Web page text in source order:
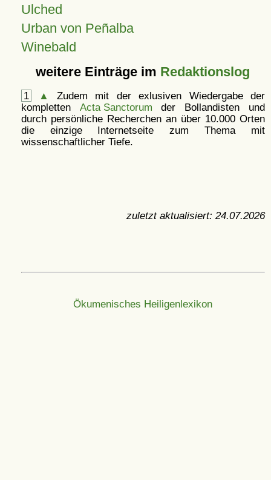
Ulched
Urban von Peñalba
Winebald
weitere Einträge im Redaktionslog
1 ▲
Zudem mit der exlusiven Wiedergabe der
kompletten Acta Sanctorum der Bollandisten und
durch persönliche Recherchen an über 10.000 Orten
die einzige Internetseite zum Thema mit
wissenschaftlicher Tiefe.
zuletzt aktualisiert: 24.07.2026
Ökumenisches Heiligenlexikon